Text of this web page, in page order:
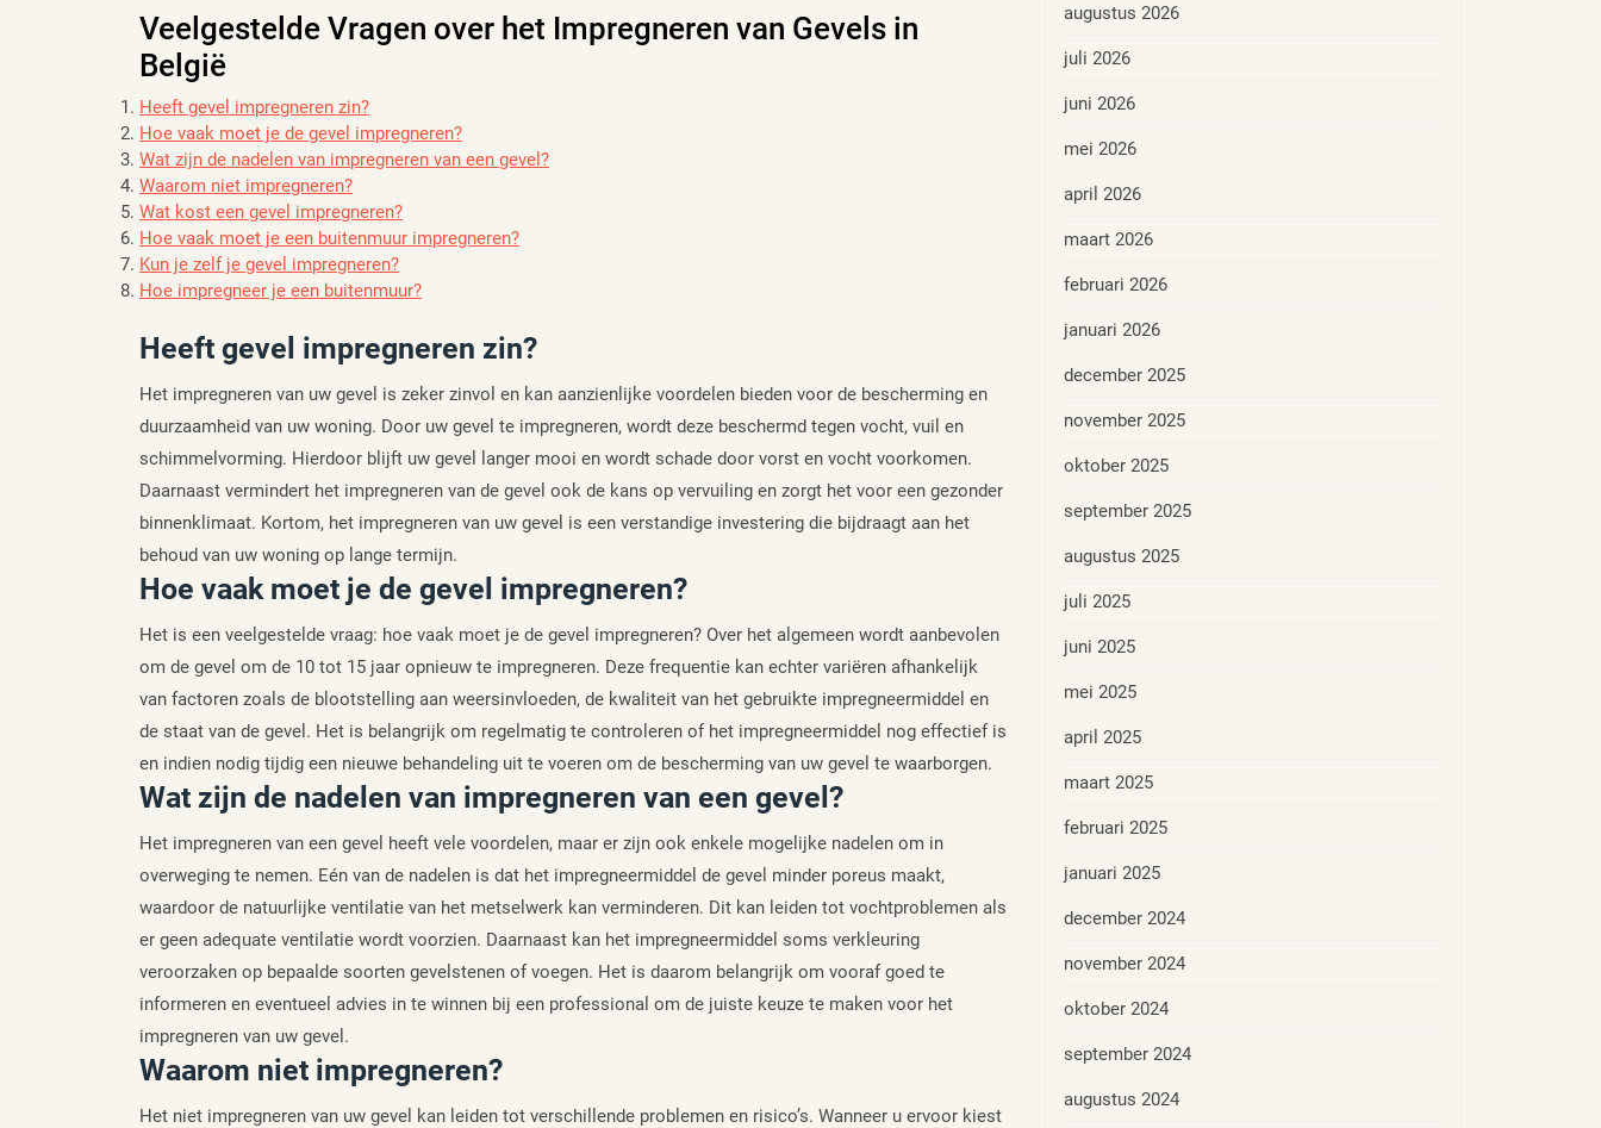
Veelgestelde Vragen over het Impregneren van Gevels in
België
Heeft gevel impregneren zin?
Hoe vaak moet je de gevel impregneren?
Wat zijn de nadelen van impregneren van een gevel?
Waarom niet impregneren?
Wat kost een gevel impregneren?
Hoe vaak moet je een buitenmuur impregneren?
Kun je zelf je gevel impregneren?
Hoe impregneer je een buitenmuur?
Heeft gevel impregneren zin?
Het impregneren van uw gevel is zeker zinvol en kan aanzienlijke voordelen bieden voor de bescherming en
duurzaamheid van uw woning. Door uw gevel te impregneren, wordt deze beschermd tegen vocht, vuil en
schimmelvorming. Hierdoor blijft uw gevel langer mooi en wordt schade door vorst en vocht voorkomen.
Daarnaast vermindert het impregneren van de gevel ook de kans op vervuiling en zorgt het voor een gezonder
binnenklimaat. Kortom, het impregneren van uw gevel is een verstandige investering die bijdraagt aan het
behoud van uw woning op lange termijn.
Hoe vaak moet je de gevel impregneren?
Het is een veelgestelde vraag: hoe vaak moet je de gevel impregneren? Over het algemeen wordt aanbevolen
om de gevel om de 10 tot 15 jaar opnieuw te impregneren. Deze frequentie kan echter variëren afhankelijk
van factoren zoals de blootstelling aan weersinvloeden, de kwaliteit van het gebruikte impregneermiddel en
de staat van de gevel. Het is belangrijk om regelmatig te controleren of het impregneermiddel nog effectief is
en indien nodig tijdig een nieuwe behandeling uit te voeren om de bescherming van uw gevel te waarborgen.
Wat zijn de nadelen van impregneren van een gevel?
Het impregneren van een gevel heeft vele voordelen, maar er zijn ook enkele mogelijke nadelen om in
overweging te nemen. Eén van de nadelen is dat het impregneermiddel de gevel minder poreus maakt,
waardoor de natuurlijke ventilatie van het metselwerk kan verminderen. Dit kan leiden tot vochtproblemen als
er geen adequate ventilatie wordt voorzien. Daarnaast kan het impregneermiddel soms verkleuring
veroorzaken op bepaalde soorten gevelstenen of voegen. Het is daarom belangrijk om vooraf goed te
informeren en eventueel advies in te winnen bij een professional om de juiste keuze te maken voor het
impregneren van uw gevel.
Waarom niet impregneren?
Het niet impregneren van uw gevel kan leiden tot verschillende problemen en risico’s. Wanneer u ervoor kiest
augustus 2026
juli 2026
juni 2026
mei 2026
april 2026
maart 2026
februari 2026
januari 2026
december 2025
november 2025
oktober 2025
september 2025
augustus 2025
juli 2025
juni 2025
mei 2025
april 2025
maart 2025
februari 2025
januari 2025
december 2024
november 2024
oktober 2024
september 2024
augustus 2024